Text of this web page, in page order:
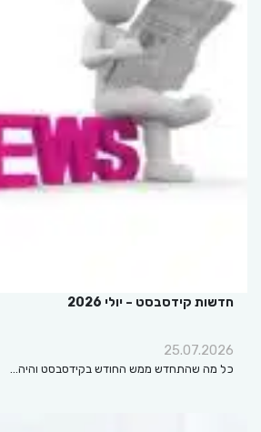
חדשות קידסבסט – יולי 2026
25.07.2026
כל מה שהתחדש ממש החודש בקידסבסט והיה…